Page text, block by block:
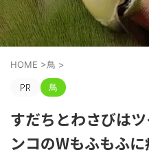
HOME >鳥 >
鳥
すだちとわさびは
ンコのWもふもふに